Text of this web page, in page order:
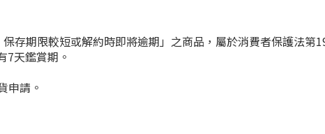
期限較短或解約時即將逾期」之商品，屬於消費者保護法第
7天鑑賞期。
申請。